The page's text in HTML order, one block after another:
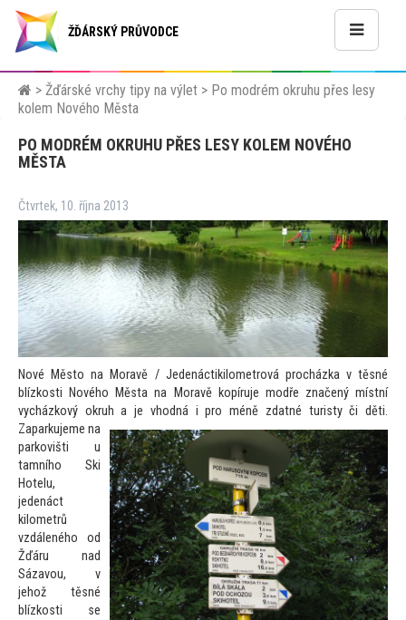
ŽĎÁRSKÝ PRŮVODCE
> Žďárské vrchy tipy na výlet > Po modrém okruhu přes lesy
kolem Nového Města
PO MODRÉM OKRUHU PŘES LESY KOLEM NOVÉHO
MĚSTA
Čtvrtek, 10. října 2013
Nové Město na Moravě / Jedenáctikilometrová procházka v těsné
blízkosti Nového Města na Moravě kopíruje modře značený místní
vycházkový okruh a je vhodná i pro méně zdatné turisty či děti.
Zaparkujeme na
parkovišti u
tamního Ski
Hotelu,
jedenáct
kilometrů
vzdáleného od
Žďáru nad
Sázavou, v
jehož těsné
blízkosti se